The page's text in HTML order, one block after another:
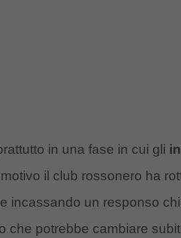
in una fase in cui gli
il club rossonero ha
incassando un responso
che potrebbe cambiare